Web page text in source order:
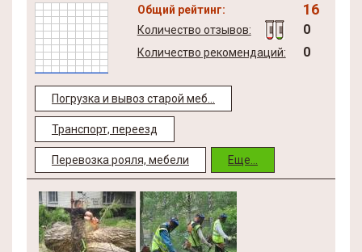
Общий рейтинг: 16
Количество отзывов: 0
Количество рекомендаций: 0
Погрузка и вывоз старой меб...
Транспорт, переезд
Перевозка рояля, мебели Еще...